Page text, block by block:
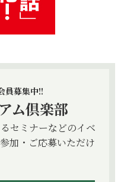
員募集中!!
ム倶楽部
セミナーなどのイベ
加・ご応募いただけ